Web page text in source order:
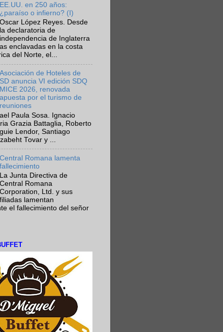
EE.UU. en 250 años:
¿paraíso o infierno? (I)
Oscar López Reyes. Desde
la declaratoria de
independencia de Inglaterra
enclavadas en la costa
del Norte, el...
Asociación de Hoteles de
SD anuncia VI edición SDQ
MICE 2026, renovada
apuesta por el turismo de
reuniones
Paula Sosa. Ignacio
Grazia Battaglia, Roberto
Lendor, Santiago
Tovar y ...
Central Romana lamenta
fallecimiento
La Junta Directiva de
Central Romana
Corporation, Ltd. y sus
lamentan
el fallecimiento del señor